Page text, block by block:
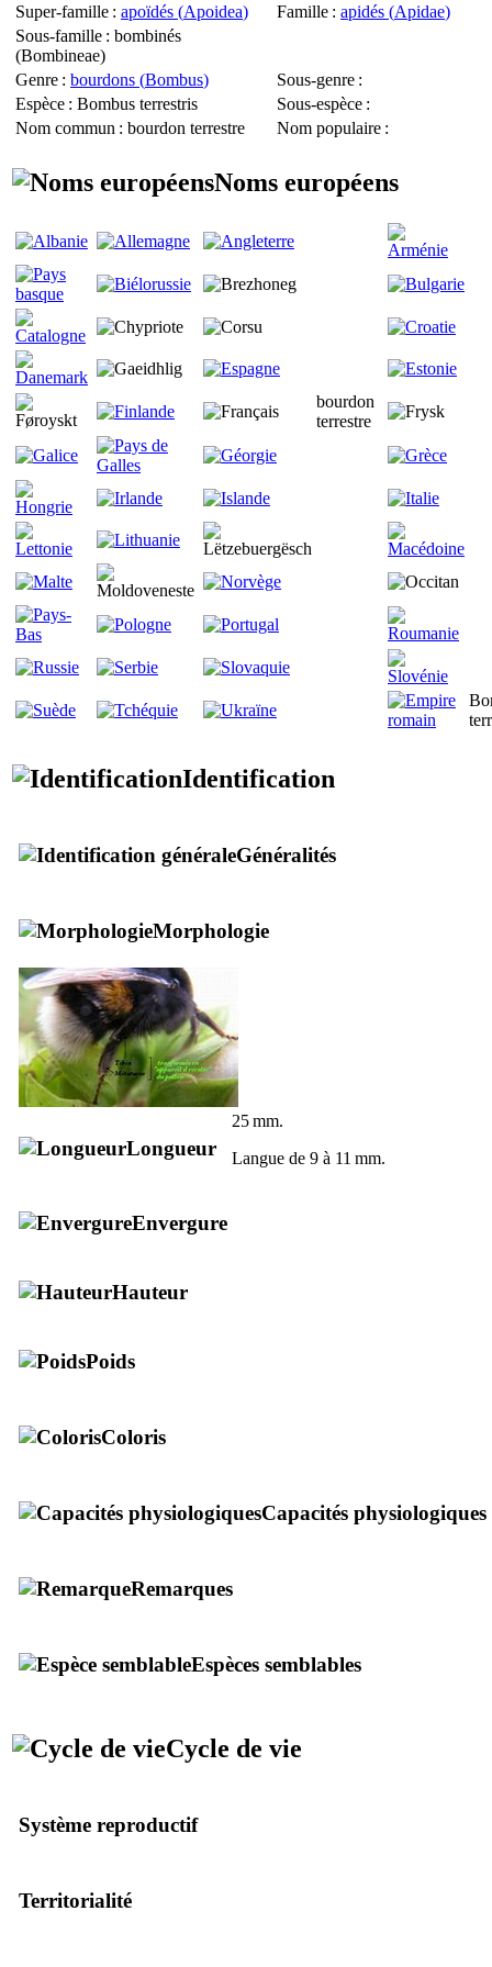
Super-famille : apoïdés (Apoidea) Famille : apidés (Apidae)
Sous-famille : bombinés
(Bombineae)
Genre : bourdons (Bombus) Sous-genre :
Espèce : Bombus terrestris Sous-espèce :
Nom commun : bourdon terrestre Nom populaire :
Noms européens
bourdon
terrestre
Identification
Généralités
Morphologie
Longueur
25 mm.
Langue de 9 à 11 mm.
Envergure
Hauteur
Poids
Coloris
Capacités physiologiques
Remarques
Espèces semblables
Cycle de vie
Système reproductif
Territorialité